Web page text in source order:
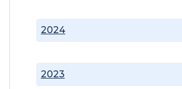
2023
2024